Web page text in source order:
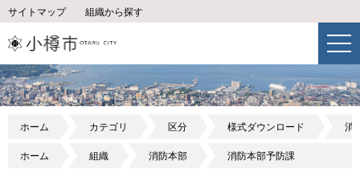
サイトマップ 組織から探す
ホーム カテゴリ 区分 様式ダウンロード 消
ホーム 組織 消防本部 消防本部予防課